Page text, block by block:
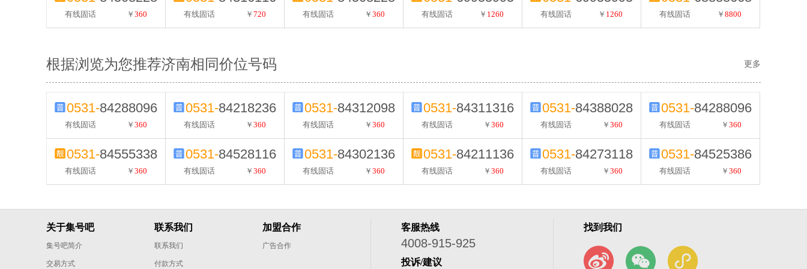
有线固话 ￥360 有线固话 ￥720 有线固话 ￥360 有线固话 ￥ 1260 有线固话 ￥ 1260 有线固话 ￥8800
更多
根据浏览为您推荐济南相同价位号码
0531-84288096
有线固话 ￥360
0531-84218236
有线固话 ￥360
0531-84312098
有线固话 ￥360
0531-84311316
有线固话 ￥360
0531-84388028
有线固话 ￥360
0531-84288096
有线固话 ￥360
0531-84555338
有线固话 ￥360
0531-84528116
有线固话 ￥360
0531-84302136
有线固话 ￥360
0531-84211136
有线固话 ￥360
0531-84273118
有线固话 ￥360
0531-84525386
有线固话 ￥360
关于集号吧
集号吧简介
交易方式
联系我们
联系我们
付款方式
加盟合作
广告合作
客服热线
4008-915-925
投诉/建议
找到我们